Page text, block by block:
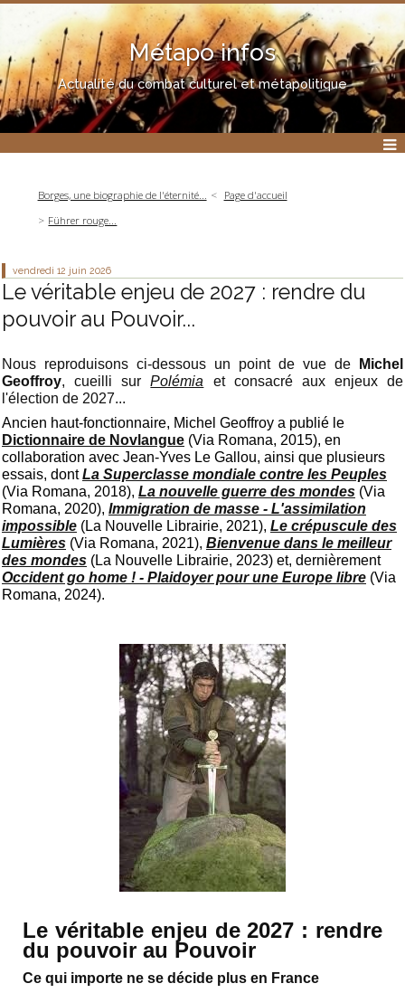
Métapo infos
Actualité du combat culturel et métapolitique
Borges, une biographie de l'éternité...
Page d'accueil
Führer rouge...
vendredi 12 juin 2026
Le véritable enjeu de 2027 : rendre du
pouvoir au Pouvoir...
Nous reproduisons ci-dessous un point de vue de
Michel
Geoffroy, cueilli surPolémia et consacré aux enjeux de
l'élection de 2027...
Ancien haut-fonctionnaire, Michel Geoffroy a publié le
Dictionnaire de Novlangue (Via Romana, 2015), en
collaboration avec Jean-Yves Le Gallou, ainsi que plusieurs
essais, dontLa Superclasse mondiale contre les Peuples
(Via Romana, 2018), La nouvelle guerre des mondes (Via
Romana, 2020), Immigration de masse - L'assimilation
impossible (La Nouvelle Librairie, 2021), Le crépuscule des
Lumières (Via Romana, 2021), Bienvenue dans le meilleur
des mondes (La Nouvelle Librairie, 2023) et, dernièrement
Occident go home ! - Plaidoyer pour une Europe libre (Via
Romana, 2024).
Le véritable enjeu de 2027 : rendre
du pouvoir au Pouvoir
Ce qui importe ne se décide plus en France